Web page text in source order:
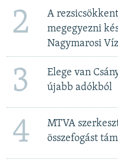
2
A
megegyezni
Nagymarosi
3
Elege van
újabb adókból
4
MTVA
összefogást